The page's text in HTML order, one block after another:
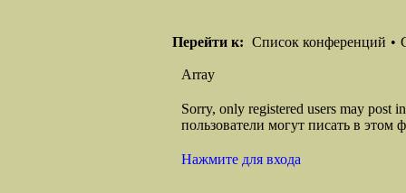
Перейти к: Список конференций •
Array
Sorry, only registered users may post
пользователи могут писать в этом
Нажмите для входа